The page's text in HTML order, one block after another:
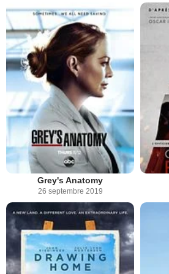
Grey's Anatomy
26 septembre 2019